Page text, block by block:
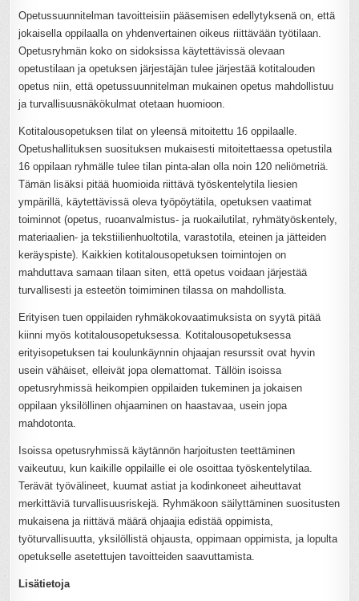
Opetussuunnitelman tavoitteisiin pääsemisen edellytyksenä on, että
jokaisella oppilaalla on yhdenvertainen oikeus riittävään työtilaan.
Opetusryhmän koko on sidoksissa käytettävissä olevaan
opetustilaan ja opetuksen järjestäjän tulee järjestää kotitalouden
opetus niin, että opetussuunnitelman mukainen opetus mahdollistuu
ja turvallisuusnäkökulmat otetaan huomioon.
Kotitalousopetuksen tilat on yleensä mitoitettu 16 oppilaalle.
Opetushallituksen suosituksen mukaisesti mitoitettaessa opetustila
16 oppilaan ryhmälle tulee tilan pinta-alan olla noin 120 neliömetriä.
Tämän lisäksi pitää huomioida riittävä työskentelytila liesien
ympärillä, käytettävissä oleva työpöytätila, opetuksen vaatimat
toiminnot (opetus, ruoanvalmistus- ja ruokailutilat, ryhmätyöskentely,
materiaalien- ja tekstiilienhuoltotila, varastotila, eteinen ja jätteiden
keräyspiste). Kaikkien kotitalousopetuksen toimintojen on
mahduttava samaan tilaan siten, että opetus voidaan järjestää
turvallisesti ja esteetön toimiminen tilassa on mahdollista.
Erityisen tuen oppilaiden ryhmäkokovaatimuksista on syytä pitää
kiinni myös kotitalousopetuksessa. Kotitalousopetuksessa
erityisopetuksen tai koulunkäynnin ohjaajan resurssit ovat hyvin
usein vähäiset, elleivät jopa olemattomat. Tällöin isoissa
opetusryhmissä heikompien oppilaiden tukeminen ja jokaisen
oppilaan yksilöllinen ohjaaminen on haastavaa, usein jopa
mahdotonta.
Isoissa opetusryhmissä käytännön harjoitusten teettäminen
vaikeutuu, kun kaikille oppilaille ei ole osoittaa työskentelytilaa.
Terävät työvälineet, kuumat astiat ja kodinkoneet aiheuttavat
merkittäviä turvallisuusriskejä. Ryhmäkoon säilyttäminen suositusten
mukaisena ja riittävä määrä ohjaajia edistää oppimista,
työturvallisuutta, yksilöllistä ohjausta, oppimaan oppimista, ja lopulta
opetukselle asetettujen tavoitteiden saavuttamista.
Lisätietoja